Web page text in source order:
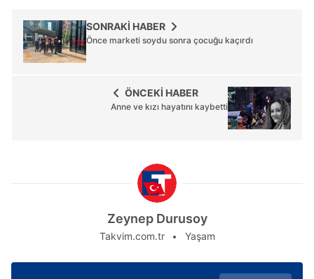
SONRAKİ HABER
Önce marketi soydu sonra çocuğu kaçırdı
ÖNCEKİ HABER
Anne ve kızı hayatını kaybetti
Zeynep Durusoy
Takvim.com.tr Yaşam